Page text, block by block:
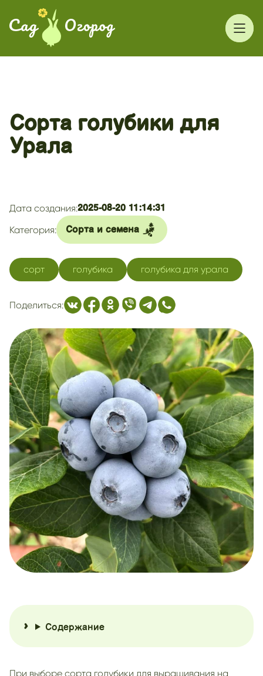
Сорта голубики для
Урала
Дата создания:2025-08-20 11:14:31
Категория: Сорта и семена
сорт голубика голубика для урала
Поделиться:
Содержание
При выборе сорта голубики для выращивания на